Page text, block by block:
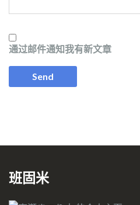
通过邮件通知我有新文章
班固米